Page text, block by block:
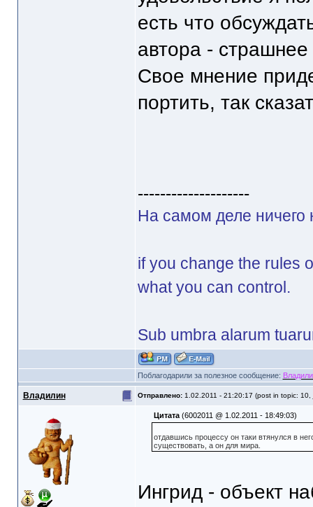
есть что
автора -
Свое мнение
портить, так
--------------------
На самом деле ничего
if you change the rules
what you can control.
Sub umbra alarum
Поблагодарили за полезное сообщение:
Владилин Отправлено: 1.02.2011 - 21:20:17 (post in topic: 10,
Цитата(6002011 @ 1.02.2011 - 18:49:03)
отдавшись процессу он таки втянулся в
существовать, а он для мира.
Ингрид - объект